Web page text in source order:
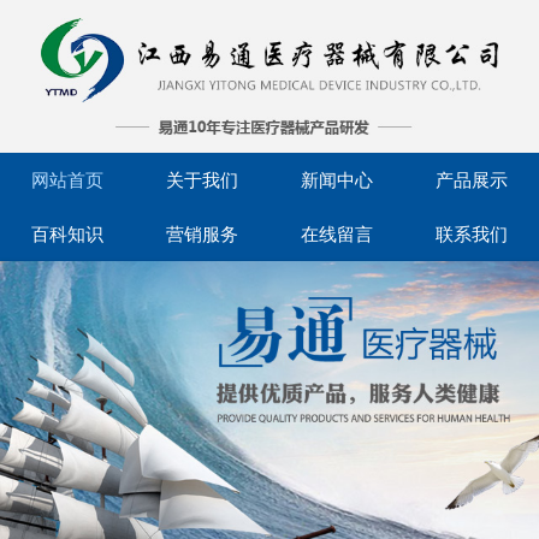
网站首页 关于我们 新闻中心 产品展示
百科知识 营销服务 在线留言 联系我们